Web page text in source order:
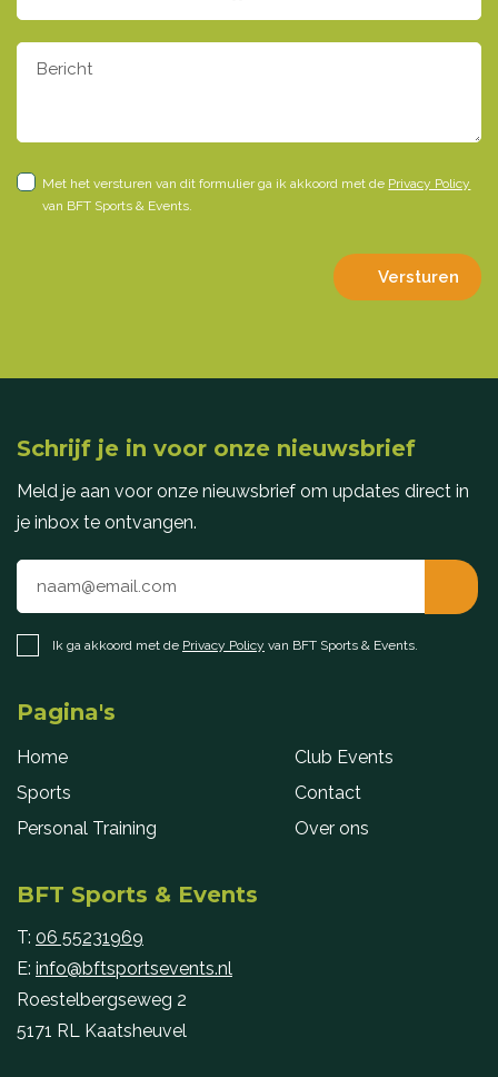
Met het versturen van dit formulier ga ik akkoord met de Privacy Policy
van BFT Sports & Events.
Versturen
Schrijf je in voor onze nieuwsbrief
Meld je aan voor onze nieuwsbrief om updates direct in
je inbox te ontvangen.
Ik ga akkoord met de Privacy Policy van BFT Sports & Events.
Pagina's
Home
Sports
Personal Training
Club Events
Contact
Over ons
BFT Sports & Events
T: 06 55231969
E: info@bftsportsevents.nl
Roestelbergseweg 2
5171 RL Kaatsheuvel